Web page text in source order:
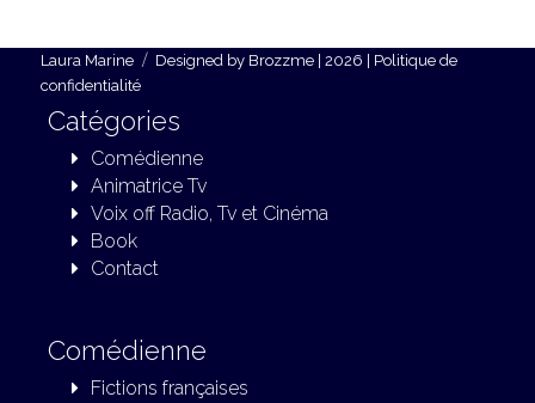
Laura Marine Designed by Brozzme | 2026 | Politique de
confidentialité
Catégories
Comédienne
Animatrice Tv
Voix off Radio, Tv et Cinéma
Book
Contact
Comédienne
Fictions françaises